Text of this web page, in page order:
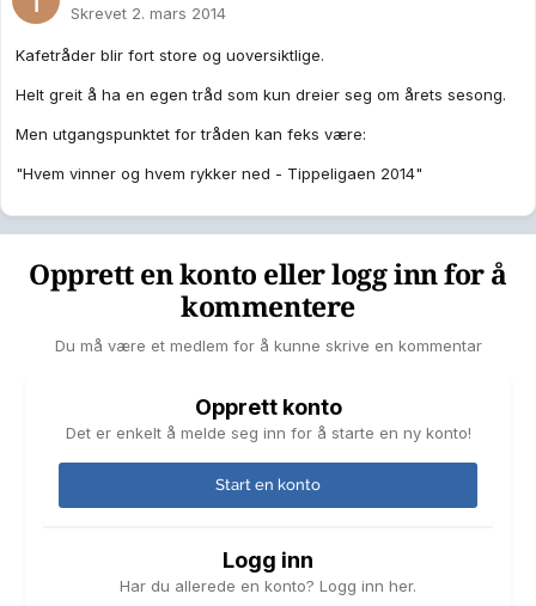
Skrevet 2. mars 2014
Kafetråder blir fort store og uoversiktlige.
Helt greit å ha en egen tråd som kun dreier seg om årets sesong.
Men utgangspunktet for tråden kan feks være:
"Hvem vinner og hvem rykker ned - Tippeligaen 2014"
Opprett en konto eller logg inn for å
kommentere
Du må være et medlem for å kunne skrive en kommentar
Opprett konto
Det er enkelt å melde seg inn for å starte en ny konto!
Start en konto
Logg inn
Har du allerede en konto? Logg inn her.